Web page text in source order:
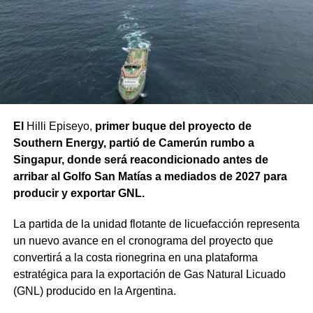
Las tareas incluyeron la demolición de los paños
deteriorados, la reposición y compactación del material
de apoyo y relleno, y la ejecución de las nuevas losas de
hormigón con sus respectivas juntas. En forma paralela,
se reconstruyeron 18 metros cuadrados de vereda sobre
la banquina del canal, luego del acondicionamiento de su
restando únicamente la limpieza general del sector y el
retiro de escombros.
Estas intervenciones preventivas permiten que el Sistema
de Riego Alto Valle llegue en óptimas condiciones al
agosto, reduciendo el riesgo de filtraciones, preservando
la infraestructura de riego y evitando futuras reparaciones
de emergencia.
El Hilli Episeyo, primer buque del proyecto de
Southern Energy, partió de Camerún rumbo a
Singapur, donde será reacondicionado antes de
arribar al Golfo San Matías a mediados de 2027 para
producir y exportar GNL.
La partida de la unidad flotante de licuefacción representa
un nuevo avance en el cronograma del proyecto que
convertirá a la costa rionegrina en una plataforma
estratégica para la exportación de Gas Natural Licuado
(GNL) producido en la Argentina.